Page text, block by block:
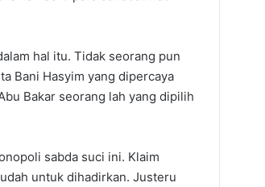
hal itu. Tidak seorang pun
Bani Hasyim yang dipercaya
Bakar seorang lah yang dipilih
sabda suci ini. Klaim
untuk dihadirkan. Justeru